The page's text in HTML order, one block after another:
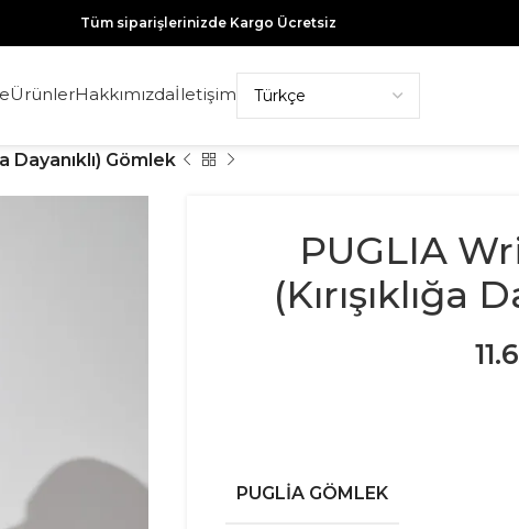
Tüm siparişlerinizde Kargo Ücretsiz
ÜrünlerHakkımızdaİletişim
Dayanıklı) Gömlek
PUGLIA
(Kırışıklığa
PUGLIA GÖMLEK